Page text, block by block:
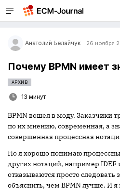
Анатолий Белайчук 26 ноября
Почему BPMN имеет
АРХИВ
13 минут
BPMN вошел в моду. Заказчики
по их мнению, современная, а
совершенная процессная
Но я хорошо понимаю
других нотаций, например IDEF
отказываются просто следовать
объяснить, чем BPMN лучше. И